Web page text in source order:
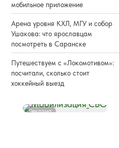
мобильное приложение
Арена уровня КХЛ, МГУ и собор
Ушакова: что ярославцам
посмотреть в Саранске
Путешествуем с «Локомотивом»:
посчитали, сколько стоит
хоккейный выезд
Реклама